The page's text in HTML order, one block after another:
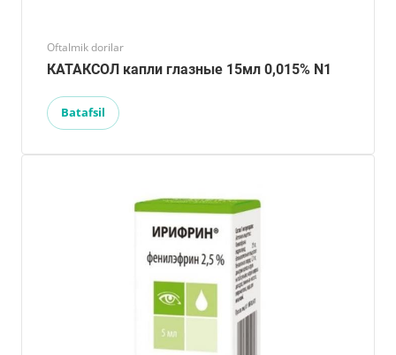
Oftalmik dorilar
КАТАКСОЛ капли глазные 15мл 0,015% N1
Batafsil